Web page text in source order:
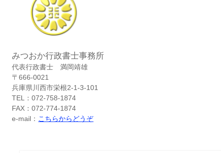
みつおか行政書士事務所
代表行政書士 満岡靖雄
〒666-0021
兵庫県川西市栄根2-1-3-101
TEL：072-758-1874
FAX：072-774-1874
e-mail： こちらからどうぞ